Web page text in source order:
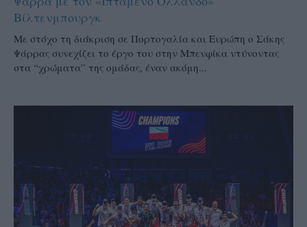
Βίλτενμπουργκ
Mε στόχο τη διάκριση σε Πορτογαλία και Ευρώπη ο Σάκης
Ψάρρας συνεχίζει το έργο του στην Μπενφίκα ντύνοντας
στα “χρώματα” της ομάδας, έναν ακόμη...